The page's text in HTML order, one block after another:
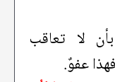
لا تعاقب
عفوٌ.